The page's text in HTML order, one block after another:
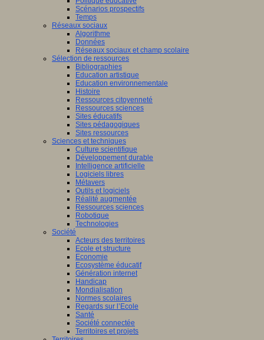
Scénarios prospectifs
Temps
Réseaux sociaux
Algorithme
Données
Réseaux sociaux et champ scolaire
Sélection de ressources
Bibliographies
Education artistique
Education environnementale
Histoire
Ressources citoyenneté
Ressources sciences
Sites éducatifs
Sites pédagogiques
Sites ressources
Sciences et techniques
Culture scientifique
Développement durable
Intelligence artificielle
Logiciels libres
Métavers
Outils et logiciels
Réalité augmentée
Ressources sciences
Robotique
Technologies
Société
Acteurs des territoires
Ecole et structure
Economie
Ecosystème éducatif
Génération internet
Handicap
Mondialisation
Normes scolaires
Regards sur l’Ecole
Santé
Société connectée
Territoires et projets